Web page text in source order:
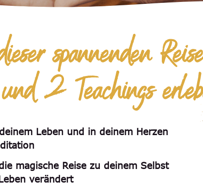
spannenden
2 Teachings
Leben und in deinem Herzen
magische Reise zu deinem Selbst
verändert